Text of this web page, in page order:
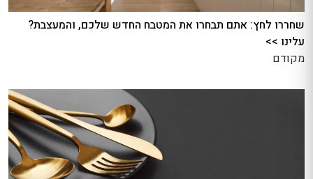
שחררו לחץ: אתם תבחרו את המטבח החדש שלכם, והמעצבת?
עלינו >>
מקודם